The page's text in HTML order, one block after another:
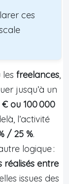
ces
les freelances,
jusqu’à un
ou 100 000
l’activité
/ 25 %.
logique :
réalisés entre
issues des